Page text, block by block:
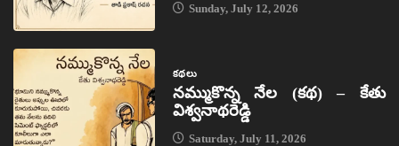
Sunday, July 12, 2026
కథలు
నమ్ముకొన్న నేల (కథ) – కేతు
విశ్వనాథరెడ్డి
Saturday, July 11, 2026